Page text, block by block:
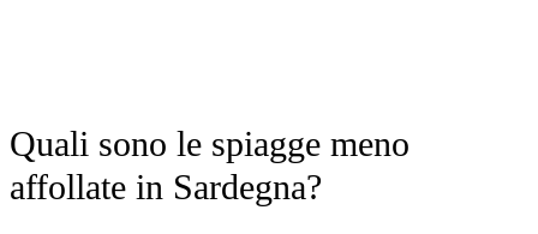
Quali sono le spiagge meno
affollate in Sardegna?